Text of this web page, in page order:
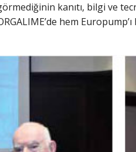
kanıtı, bilgi ve
hem